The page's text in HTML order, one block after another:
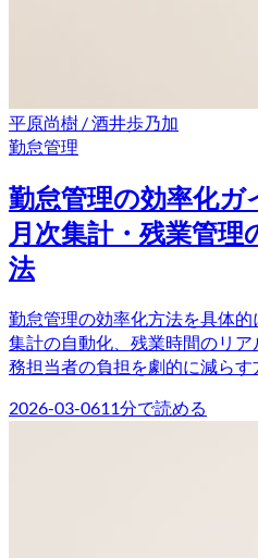
平原尚樹 / 酒井歩乃加
勤怠管理
勤怠管理の効率化ガ
月次集計・残業管
法
勤怠管理の効率化方法を具体
集計の自動化、残業時間のリ
務担当者の負担を劇的に減らす
2026-03-0611分で読める